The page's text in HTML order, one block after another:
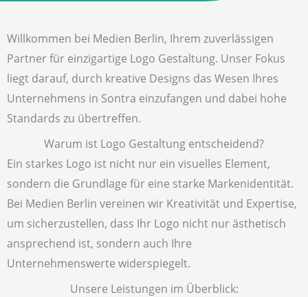
Willkommen bei Medien Berlin, Ihrem zuverlässigen
Partner für einzigartige Logo Gestaltung. Unser Fokus
liegt darauf, durch kreative Designs das Wesen Ihres
Unternehmens in Sontra einzufangen und dabei hohe
Standards zu übertreffen.
Warum ist Logo Gestaltung entscheidend?
Ein starkes Logo ist nicht nur ein visuelles Element,
sondern die Grundlage für eine starke Markenidentität.
Bei Medien Berlin vereinen wir Kreativität und Expertise,
um sicherzustellen, dass Ihr Logo nicht nur ästhetisch
ansprechend ist, sondern auch Ihre
Unternehmenswerte widerspiegelt.
Unsere Leistungen im Überblick: